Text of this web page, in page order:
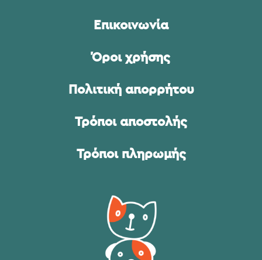
Επικοινωνία
Όροι χρήσης
Πολιτική απορρήτου
Τρόποι αποστολής
Τρόποι πληρωμής